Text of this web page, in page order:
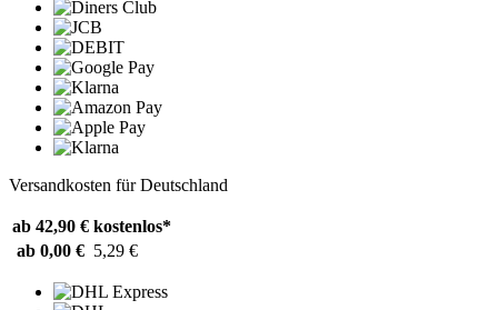
Versandkosten für Deutschland
ab 42,90 € kostenlos*
ab 0,00 € 5,29 €